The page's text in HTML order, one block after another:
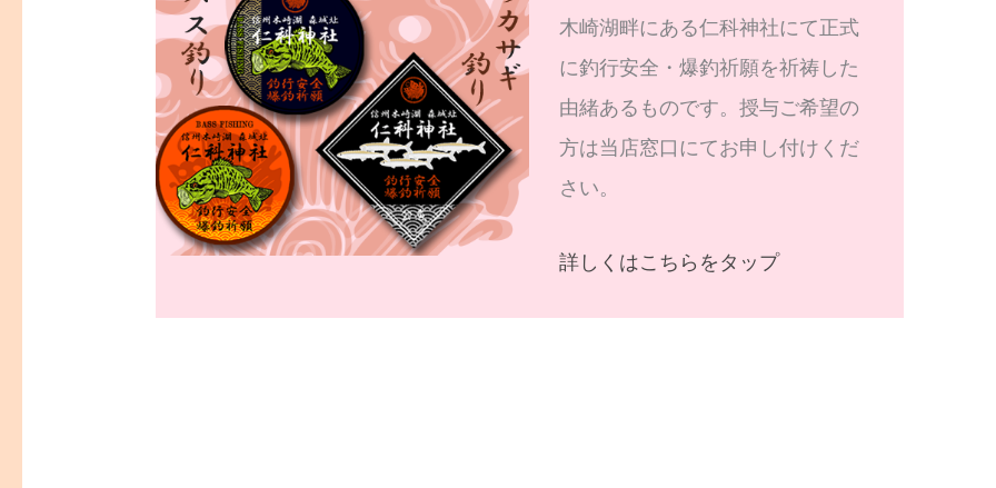
木崎湖畔にある仁科神社にて正式
に釣行安全・爆釣祈願を祈祷した
由緒あるものです。授与ご希望の
方は当店窓口にてお申し付けくだ
さい。
詳しくはこちらをタップ